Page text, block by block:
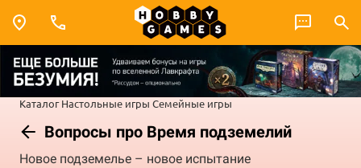
Каталог Настольные игры Семейные игры
Вопросы про Время подземелий
Новое подземелье – новое испытание